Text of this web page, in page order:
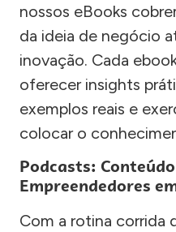
nossos eBooks
da ideia de negócio
inovação. Cada
oferecer insights
exemplos reais e
colocar o
Podcasts:
Empreendedores
Com a rotina corrida